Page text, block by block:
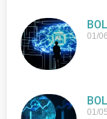
01/
01/